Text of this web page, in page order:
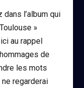
l’album qui
»
au rappel
de
les mots
regarderai